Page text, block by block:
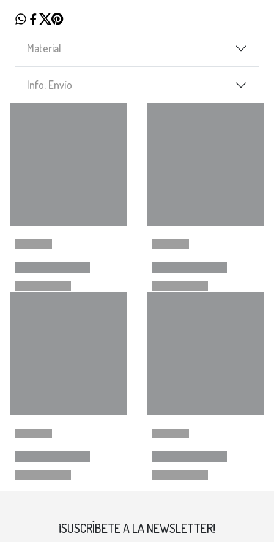
Material
Info. Envío
¡SUSCRÍBETE A LA NEWSLETTER!